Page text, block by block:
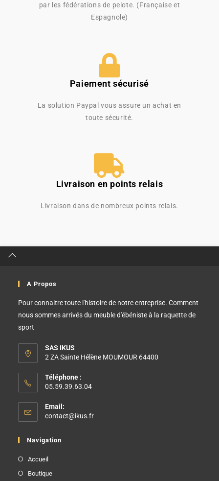
par les fédérations de pelote. (Française et
Espagnole)
Paiement sécurisé
La solution Paypal vous assure un achat en
toute sécurité.
Livraison en points relais
Livraison dans de nombreux points relais.
A Propos
Pour connaitre toute l'histoire de notre entreprise. Comment
nous sommes arrivés du meuble d'ébéniste à la raquette de
sport
SAS IKUS
2 ZA Sainte Hélène MOUMOUR 64400
Téléphone :
05.59.39.63.04
Email:
contact@ikus.fr
Navigation
Accueil
Boutique